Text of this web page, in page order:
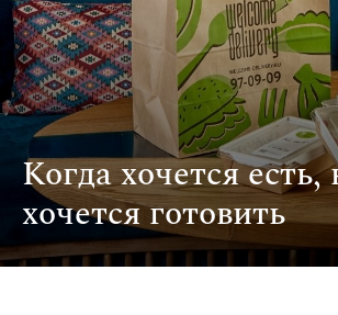
Когда хочется есть,
хочется готовить